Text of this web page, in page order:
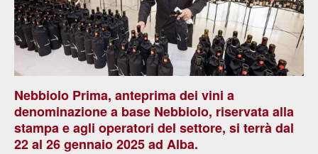
Nebbiolo Prima, anteprima dei vini a
denominazione a base Nebbiolo, riservata alla
stampa e agli operatori del settore, si terrà dal
22 al 26 gennaio 2025 ad Alba.